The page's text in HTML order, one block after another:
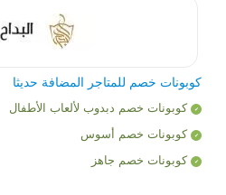
كوبونات خصم للمتاجر المضافة حديثا
كوبونات خصم دبدوب لألعاب الأطفال
كوبونات خصم أسوس
كوبونات خصم جاهز